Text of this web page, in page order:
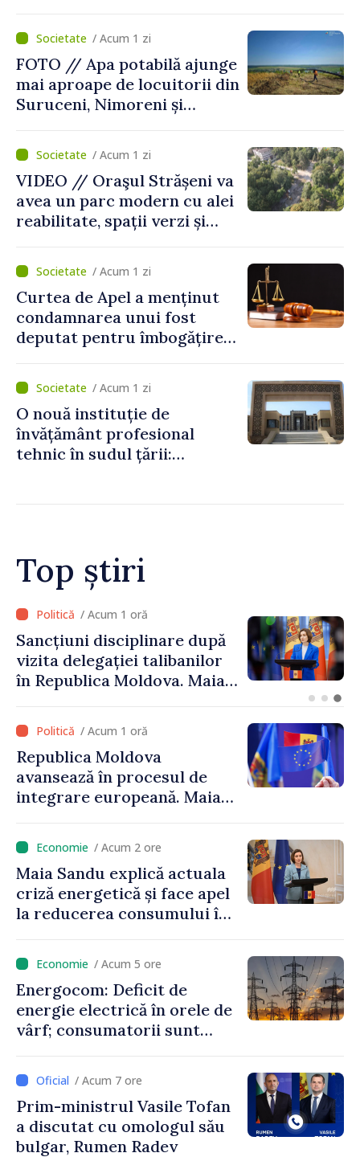
viței-de-vie
/ Acum 1 zi
FOTO // Apa potabilă ajunge
mai aproape de locuitorii din
Suruceni, Nimoreni și
/ Acum 1 zi
VIDEO // Oraşul Strășeni va
avea un parc modern cu alei
reabilitate, spații verzi și
/ Acum 1 zi
Curtea de Apel a menținut
condamnarea unui fost
deputat pentru îmbogățire
statului peste 2,4 milioane
de lei
/ Acum 1 zi
O nouă instituție de
învățământ profesional
tehnic în sudul țării:
Top știri
/ Acum 9 minute
Adunarea Populară a
Găgăuziei trebuie să aibă un
mandat deplin. Președinta
libere și corecte””
/ Acum 1 oră
Republica Moldova
avansează în procesul de
integrare europeană. Maia
niciun stat”
/ Acum 2 ore
Maia Sandu explică actuala
criză energetică și face apel
la reducerea consumului în
putem menține prețurile la
un nivel mai mic”
/ Acum 5 ore
Energocom: Deficit de
energie electrică în orele de
vârf; consumatorii sunt
/ Acum 7 ore
Prim-ministrul Vasile Tofan
a discutat cu omologul său
bulgar, Rumen Radev